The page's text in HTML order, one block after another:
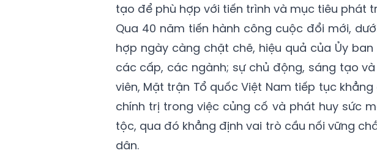
tạo để phù hợp với tiến trình và mục tiêu phát
Qua 40 năm tiến hành công cuộc đổi mới,
hợp ngày càng chặt chẽ, hiệu quả của Ủy ban
các cấp, các ngành; sự chủ động, sáng tạo
viên, Mặt trận Tổ quốc Việt Nam tiếp tục
chính trị trong việc củng cố và phát huy sức
tộc, qua đó khẳng định vai trò cầu nối vững
dân.